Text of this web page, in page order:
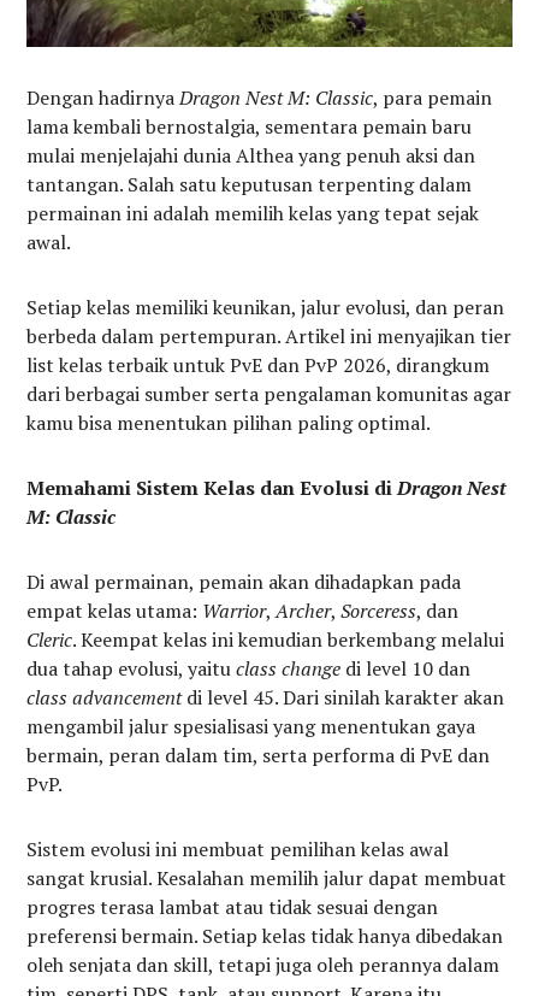
Dengan hadirnyaDragon Nest M: Classic, para pemain
lama kembali bernostalgia, sementara pemain baru
mulai menjelajahi dunia Althea yang penuh aksi dan
tantangan. Salah satu keputusan terpenting dalam
permainan ini adalah memilih kelas yang tepat sejak
awal.
Setiap kelas memiliki keunikan, jalur evolusi, dan peran
berbeda dalam pertempuran. Artikel ini menyajikan tier
list kelas terbaik untuk PvE dan PvP 2026, dirangkum
dari berbagai sumber serta pengalaman komunitas agar
kamu bisa menentukan pilihan paling optimal.
Memahami Sistem Kelas dan Evolusi diDragon Nest
M: Classic
Di awal permainan, pemain akan dihadapkan pada
empat kelas utama: Warrior,Archer,Sorceress, dan
Cleric. Keempat kelas ini kemudian berkembang melalui
dua tahap evolusi, yaituclass change di level 10 dan
class advancementdi level 45. Dari sinilah karakter akan
mengambil jalur spesialisasi yang menentukan gaya
bermain, peran dalam tim, serta performa di PvE dan
PvP.
Sistem evolusi ini membuat pemilihan kelas awal
sangat krusial. Kesalahan memilih jalur dapat membuat
progres terasa lambat atau tidak sesuai dengan
preferensi bermain. Setiap kelas tidak hanya dibedakan
oleh senjata dan skill, tetapi juga oleh perannya dalam